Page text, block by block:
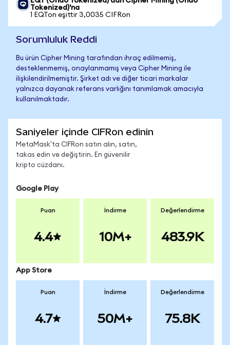
Tokenized)'na
1 EQTon eşittir 3,0035 CIFRon
Sorumluluk Reddi
Bu ürün Cipher Mining tarafından ihraç edilmemiş,
desteklenmemiş, onaylanmamış veya Cipher Mining ile
ilişkilendirilmemiştir. Şirket adı ve diğer ticari markalar
yalnızca dayanak referans varlığını tanımlamak amacıyla
kullanılmaktadır.
Saniyeler içinde CIFRon edinin
MetaMask'ta CIFRon satın alın, satın,
takas edin ve değiştirin. En güvenilir
kripto cüzdanı.
Google Play
Puan
4.4
İndirme
10M+
Değerlendirme
483.9K
App Store
Puan
4.7
İndirme
50M+
Değerlendirme
75.8K